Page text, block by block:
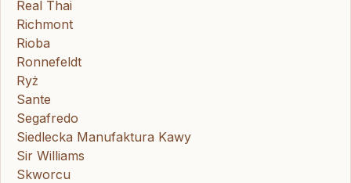
Real Thai
Richmont
Rioba
Ronnefeldt
Ryż
Sante
Segafredo
Siedlecka Manufaktura Kawy
Sir Williams
Skworcu